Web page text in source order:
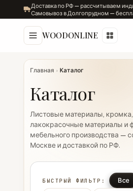
Доставка по РФ — рассчитываем
Самовывоз в Долгопрудном —
WOODONLINE
Главная › Каталог
Каталог
Листовые материалы,
лакокрасочные материалы и
мебельного производства —
Москве и доставкой по РФ.
БЫСТРЫЙ ФИЛЬТР:
Все